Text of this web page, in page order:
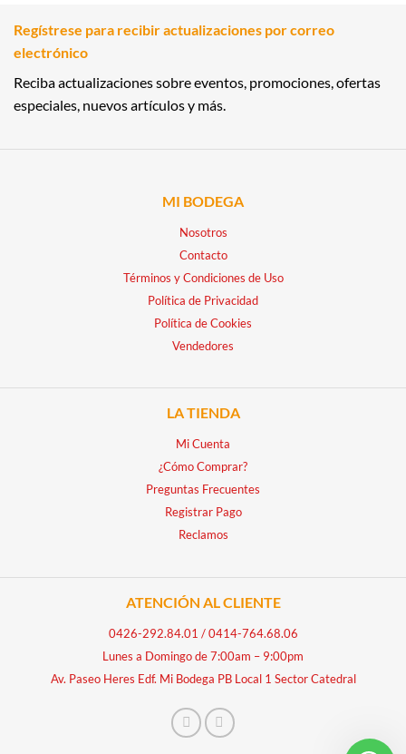
Regístrese para recibir actualizaciones por correo
electrónico
Reciba actualizaciones sobre eventos, promociones, ofertas
especiales, nuevos artículos y más.
MI BODEGA
Nosotros
Contacto
Términos y Condiciones de Uso
Política de Privacidad
Política de Cookies
Vendedores
LA TIENDA
Mi Cuenta
¿Cómo Comprar?
Preguntas Frecuentes
Registrar Pago
Reclamos
ATENCIÓN AL CLIENTE
0426-292.84.01 /0414-764.68.06
Lunes a Domingo de 7:00am – 9:00pm
Av. Paseo Heres Edf. Mi Bodega PB Local 1 Sector Catedral